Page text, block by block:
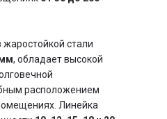
жаростойкой стали
, обладает высокой
расположением
Линейка